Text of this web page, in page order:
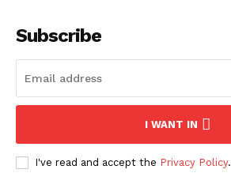
О нас
Subscribe
I WANT IN
I've read and accept the Privacy Policy.